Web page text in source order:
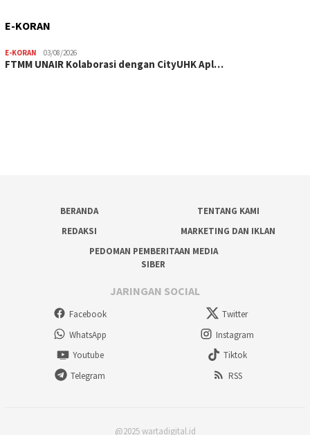
E-KORAN
E-KORAN 03/08/2026
FTMM UNAIR Kolaborasi dengan CityUHK Apl…
BERANDA
TENTANG KAMI
REDAKSI
MARKETING DAN IKLAN
PEDOMAN PEMBERITAAN MEDIA
SIBER
JARINGAN SOCIAL
Facebook
Twitter
WhatsApp
Instagram
Youtube
Tiktok
Telegram
RSS
@2025 wartadigital.id